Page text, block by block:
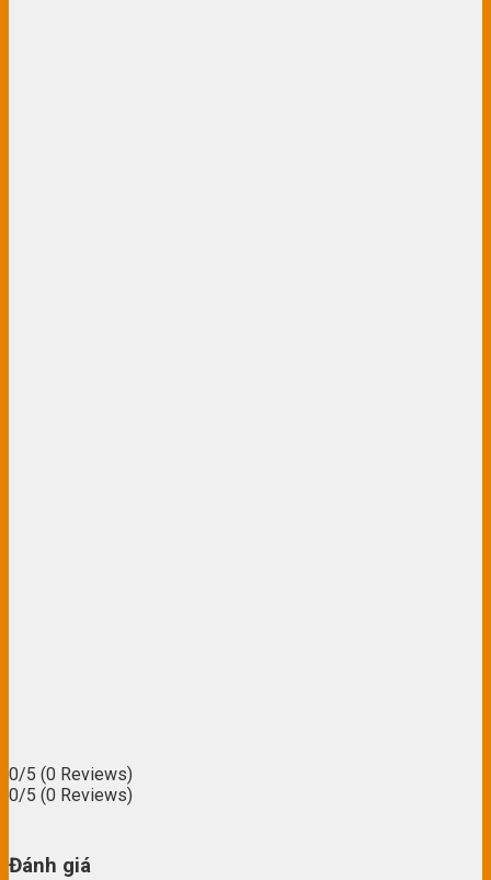
0/5 (0 Reviews)
0/5 (0 Reviews)
Đánh giá